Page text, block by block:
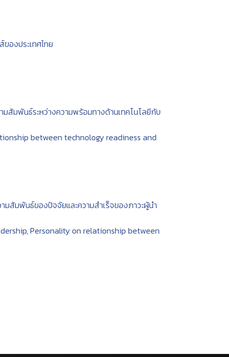
องประเทศไทย
มพันธ์ระหว่างความพร้อมทางด้านเทคโนโลยีกับ
between technology readiness and
มสัมพันธ์ของปัจจัยและความสำเร็จของภาวะผู้นำ
Personality on relationship between